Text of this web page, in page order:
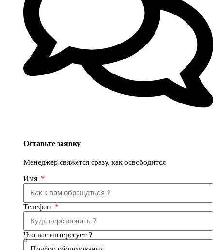
Оставьте заявку
Менеджер свяжется сразу, как освободится
Имя
Телефон
Что вас интересует ?